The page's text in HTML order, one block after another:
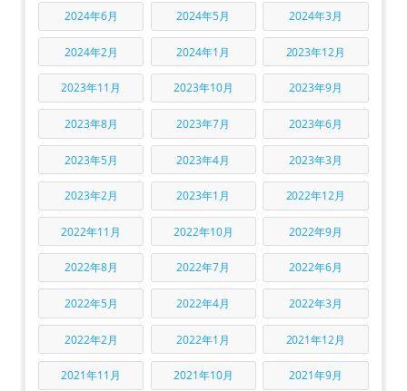
2024年6月 2024年5月 2024年3月
2024年2月 2024年1月 2023年12月
2023年11月 2023年10月 2023年9月
2023年8月 2023年7月 2023年6月
2023年5月 2023年4月 2023年3月
2023年2月 2023年1月 2022年12月
2022年11月 2022年10月 2022年9月
2022年8月 2022年7月 2022年6月
2022年5月 2022年4月 2022年3月
2022年2月 2022年1月 2021年12月
2021年11月 2021年10月 2021年9月